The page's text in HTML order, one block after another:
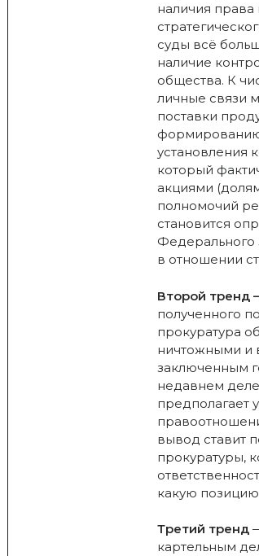
наличия
суды всё
наличие
общества. К
личные связи
поставки
формированию
установления
который
акциями
полномочий
становится
Федерального
в отношении
Второй тренд –
полученного
прокуратура
ничтожными и
заключенным
недавнем деле
предполагает
вывод ставит
прокуратуры,
какую
Третий тренд
картельным